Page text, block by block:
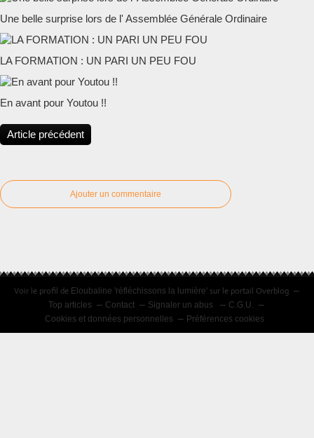
Une belle surprise lors de l' Assemblée Générale Ordinaire
LA FORMATION : UN PARI UN PEU FOU
En avant pour Youtou !!
Article précédent
Ajouter un commentaire
Voir le profil de Eloubaline 'réfléchissons la lumière' sur le portail Overblog
Top articles Contact Signaler un abus
C.G.U.
Cookies et données personnelles
Préférences cookies